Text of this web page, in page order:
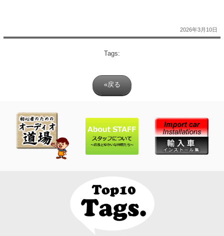
2026年3月10日
Tags:
«戻る